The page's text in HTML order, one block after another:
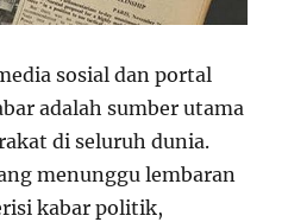
sosial dan portal
adalah sumber utama
di seluruh dunia.
menunggu lembaran
kabar politik,